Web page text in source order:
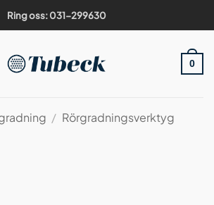
Ring oss: 031-299630
0
/ Rörgradningsverktyg